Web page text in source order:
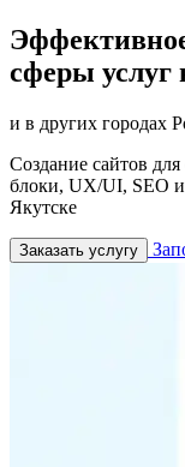
сферы услуг
и в других городах
Создание сайтов
блоки, UX/UI, SEO и
Якутске
Заказать услугу